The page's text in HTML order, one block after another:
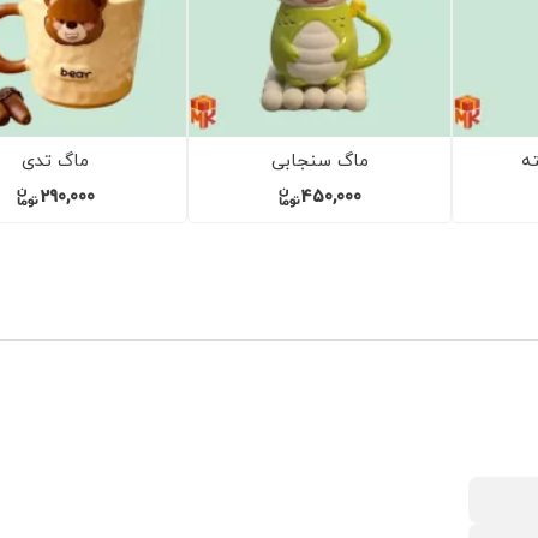
مینی تراولماگ sokoki
450,000
تراولماگ TYESO
810,000